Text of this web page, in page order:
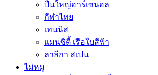
ปืนใหญ่อาร์เซนอล
กีฬาไทย
เทนนิส
แมนซิตี้ เรือใบสีฟ้า
ลาลีกา สเปน
ไม่หมู